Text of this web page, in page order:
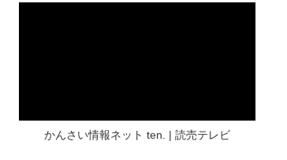
かんさい情報ネット ten. | 読売テレビ